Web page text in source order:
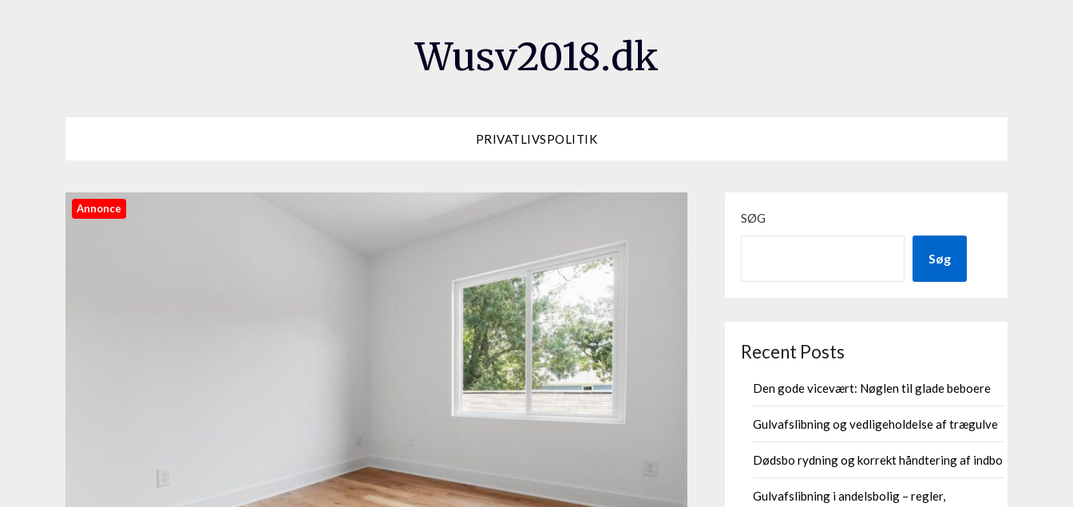
Wusv2018.dk
PRIVATLIVSPOLITIK
Annonce
SØG
Søg
Recent Posts
Den gode vicevært: Nøglen til glade beboere
Gulvafslibning og vedligeholdelse af trægulve
Dødsbo rydning og korrekt håndtering af indbo
Gulvafslibning i andelsbolig – regler,